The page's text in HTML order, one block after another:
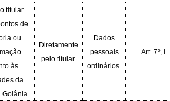
titular
de
ou
às
da
Goiânia
Diretamente
pelo titular
Dados
pessoais
ordinários
Art. 7º, I